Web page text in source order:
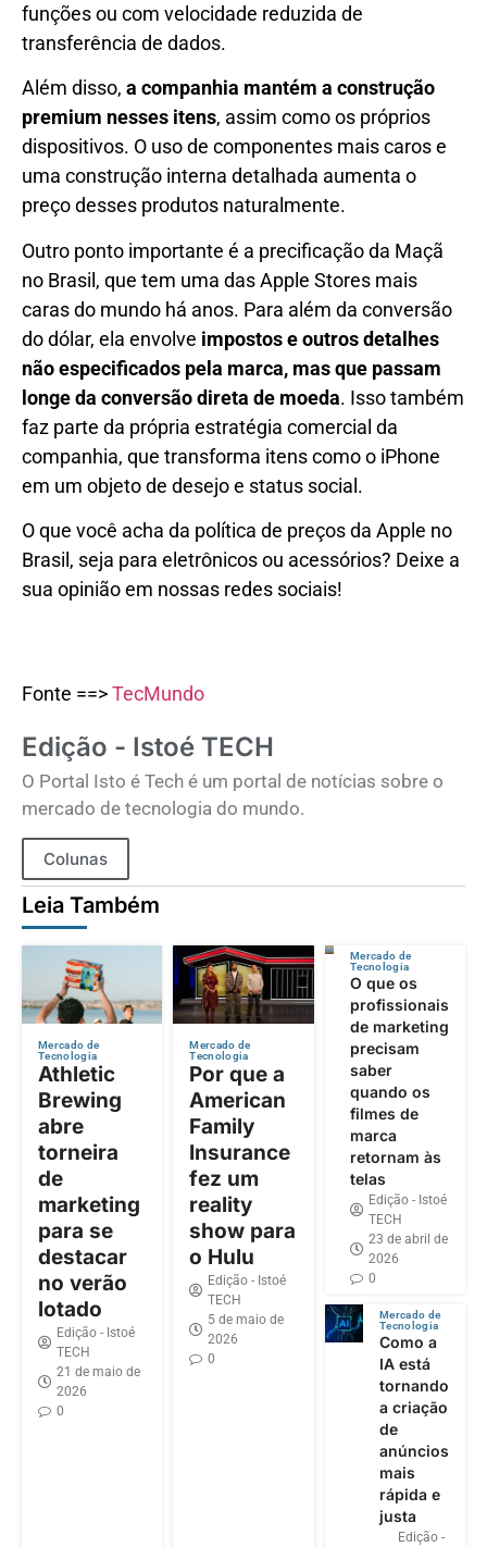
funções ou com velocidade reduzida de
transferência de dados.
Além disso, a companhia mantém a construção
premium nesses itens, assim como os próprios
dispositivos. O uso de componentes mais caros e
uma construção interna detalhada aumenta o
preço desses produtos naturalmente.
Outro ponto importante é a precificação da Maçã
no Brasil, que tem uma das Apple Stores mais
caras do mundo há anos. Para além da conversão
do dólar, ela envolve impostos e outros detalhes
não especificados pela marca, mas que passam
longe da conversão direta de moeda. Isso também
faz parte da própria estratégia comercial da
companhia, que transforma itens como o iPhone
em um objeto de desejo e status social.
O que você acha da política de preços da Apple no
Brasil, seja para eletrônicos ou acessórios? Deixe a
sua opinião em nossas redes sociais!
Fonte ==>TecMundo
Edição - Istoé TECH
O Portal Isto é Tech é um portal de notícias sobre o
mercado de tecnologia do mundo.
Colunas
Leia Também
Mercado de
Tecnologia
Athletic
Brewing
abre
torneira
de
marketing
para se
destacar
no verão
lotado
Edição - Istoé
TECH
21 de maio de
2026
0
Mercado de
Tecnologia
Por que a
American
Family
Insurance
fez um
reality
show para
o Hulu
Edição - Istoé
TECH
5 de maio de
2026
0
Mercado de
Tecnologia
O que os
profissionais
de marketing
precisam
saber
quando os
filmes de
marca
retornam às
telas
Edição - Istoé
TECH
23 de abril de
2026
0
Mercado de
Tecnologia
Como a
IA está
tornando
a criação
de
anúncios
mais
rápida e
justa
Edição -